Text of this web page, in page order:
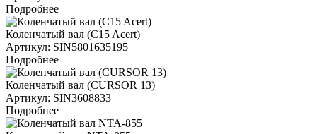
Подробнее
Коленчатый вал (C15 Acert)
Артикул: SIN5801635195
Подробнее
Коленчатый вал (CURSOR 13)
Артикул: SIN3608833
Подробнее